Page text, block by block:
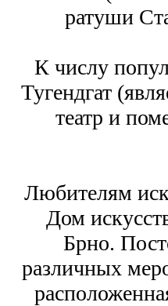
ратуши
К числу
Тугендгат
театр и
Любителям
Дом
Брно.
различных